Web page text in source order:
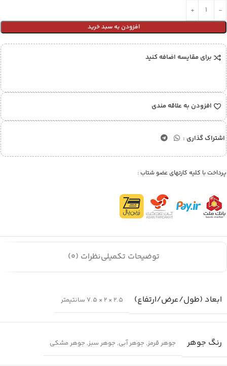
افزودن به سبد خرید
برای مقایسه اضافه کنید
افزودن به علاقه مندی
اشتراک گذاری :
پرداخت با کلیه کارتهای عضو شتاب :
توضیحات تکمیلینظرات (0)
ابعاد (طول/عرض/ارتفاع) 2.5 × 2 × 7.5 سانتیمتر
رنگ جوهر جوهر قرمز, جوهر آبی, جوهر سبز, جوهر مشکی